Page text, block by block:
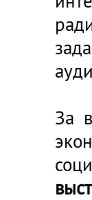
За